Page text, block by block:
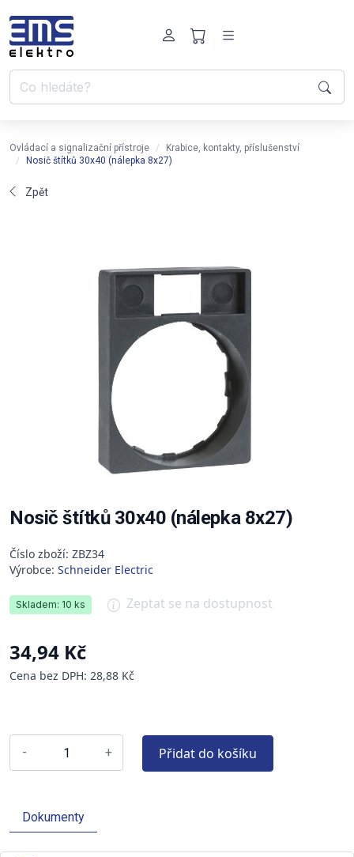
Ovládací a signalizační přístroje
Krabice, kontakty, příslušenství
Nosič štítků 30x40 (nálepka 8x27)
Zpět
Nosič štítků 30x40 (nálepka 8x27)
Číslo zboží: ZBZ34
Výrobce: Schneider Electric
Skladem: 10 ks Zeptat se na dostupnost
34,94 Kč
Cena bez DPH: 28,88 Kč
- + Přidat do košíku
Dokumenty